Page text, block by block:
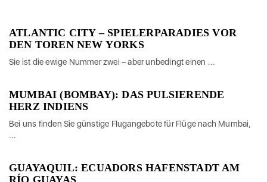
ATLANTIC CITY – SPIELERPARADIES VOR
DEN TOREN NEW YORKS
Sie ist die ewige Nummer zwei – aber unbedingt einen ...
MUMBAI (BOMBAY): DAS PULSIERENDE
HERZ INDIENS
Bei uns finden Sie günstige Flugangebote für Flüge nach Mumbai,
...
GUAYAQUIL: ECUADORS HAFENSTADT AM
RÍO GUAYAS